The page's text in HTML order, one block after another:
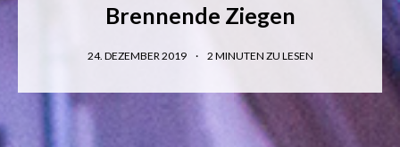
Brennende Ziegen
24. DEZEMBER 2019 2 MINUTEN ZU LESEN